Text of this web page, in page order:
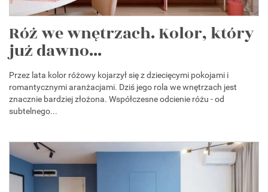
Róż we wnętrzach. Kolor, który
już dawno...
Przez lata kolor różowy kojarzył się z dziecięcymi pokojami i
romantycznymi aranżacjami. Dziś jego rola we wnętrzach jest
znacznie bardziej złożona. Współczesne odcienie różu - od
subtelnego...